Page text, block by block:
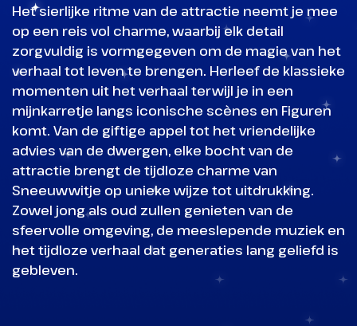
Het sierlijke ritme van de attractie neemt je mee
op een reis vol charme, waarbij elk detail
zorgvuldig is vormgegeven om de magie van het
verhaal tot leven te brengen. Herleef de klassieke
momenten uit het verhaal terwijl je in een
mijnkarretje langs iconische scènes en Figuren
komt. Van de giftige appel tot het vriendelijke
advies van de dwergen, elke bocht van de
attractie brengt de tijdloze charme van
Sneeuwwitje op unieke wijze tot uitdrukking.
Zowel jong als oud zullen genieten van de
sfeervolle omgeving, de meeslepende muziek en
het tijdloze verhaal dat generaties lang geliefd is
gebleven.